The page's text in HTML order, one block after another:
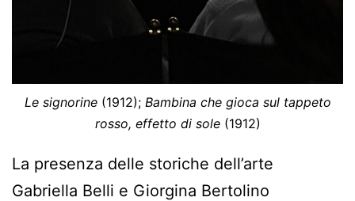
Le signorine(1912); Bambina che gioca sul tappeto
rosso, effetto di sole(1912)
La presenza delle storiche dell’arte
Gabriella Belli e Giorgina Bertolino